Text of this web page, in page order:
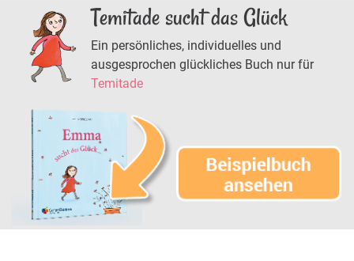
Temitade sucht das Glück
Ein persönliches, individuelles und
ausgesprochen glückliches Buch nur für
Temitade